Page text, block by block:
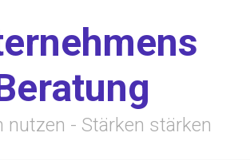
nutzen - Stärken stärken